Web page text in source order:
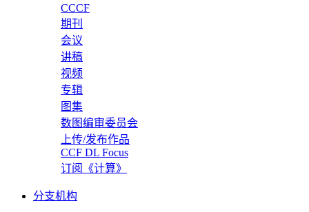
CCCF
期刊
会议
讲稿
视频
专辑
图集
数图编审委员会
上传/发布作品
CCF DL Focus
订阅《计算》
分支机构